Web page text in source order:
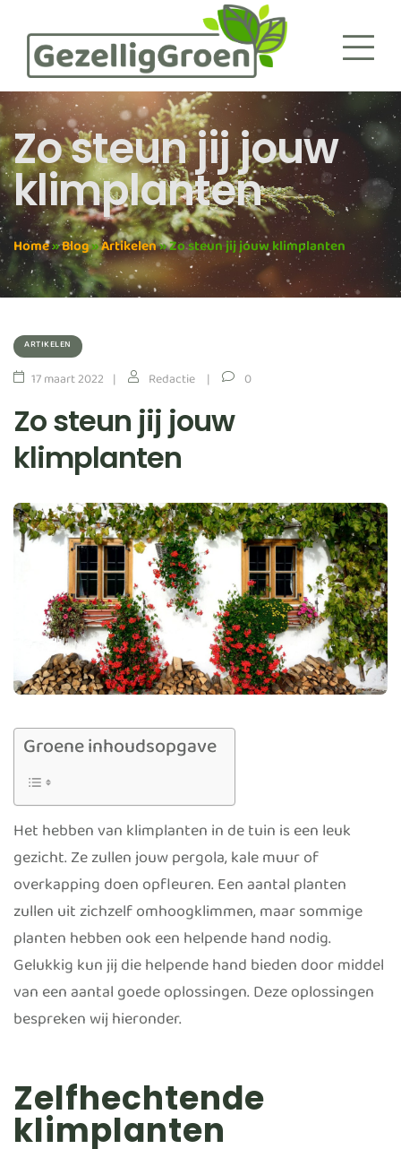
Zo steun jij jouw
klimplanten
Home»Blog»Artikelen»Zo steun jij jouw klimplanten
ARTIKELEN
17 maart 2022 Redactie 0
Zo steun jij jouw
klimplanten
Groene inhoudsopgave
Het hebben van klimplanten in de tuin is een leuk
gezicht. Ze zullen jouw pergola, kale muur of
overkapping doen opfleuren. Een aantal planten
zullen uit zichzelf omhoogklimmen, maar sommige
planten hebben ook een helpende hand nodig.
Gelukkig kun jij die helpende hand bieden door middel
van een aantal goede oplossingen. Deze oplossingen
bespreken wij hieronder.
Zelfhechtende
klimplanten